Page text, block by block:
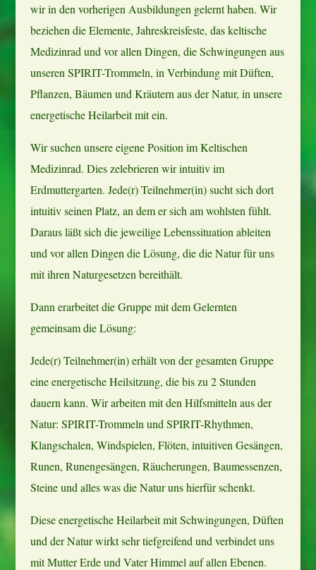
wir in den vorherigen Ausbildungen gelernt haben. Wir
beziehen die Elemente, Jahreskreisfeste, das keltische
Medizinrad und vor allen Dingen, die Schwingungen aus
unseren SPIRIT-Trommeln, in Verbindung mit Düften,
Pflanzen, Bäumen und Kräutern aus der Natur, in unsere
energetische Heilarbeit mit ein.
Wir suchen unsere eigene Position im Keltischen
Medizinrad. Dies zelebrieren wir intuitiv im
Erdmuttergarten. Jede(r) Teilnehmer(in) sucht sich dort
intuitiv seinen Platz, an dem er sich am wohlsten fühlt.
Daraus läßt sich die jeweilige Lebenssituation ableiten
und vor allen Dingen die Lösung, die die Natur für uns
mit ihren Naturgesetzen bereithält.
Dann erarbeitet die Gruppe mit dem Gelernten
gemeinsam die Lösung:
Jede(r) Teilnehmer(in) erhält von der gesamten Gruppe
eine energetische Heilsitzung, die bis zu 2 Stunden
dauern kann. Wir arbeiten mit den Hilfsmitteln aus der
Natur: SPIRIT-Trommeln und SPIRIT-Rhythmen,
Klangschalen, Windspielen, Flöten, intuitiven Gesängen,
Runen, Runengesängen, Räucherungen, Baumessenzen,
Steine und alles was die Natur uns hierfür schenkt.
Diese energetische Heilarbeit mit Schwingungen, Düften
und der Natur wirkt sehr tiefgreifend und verbindet uns
mit Mutter Erde und Vater Himmel auf allen Ebenen.